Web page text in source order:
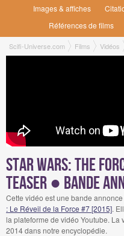
Images & affiches
Références de films
Scifi-Universe.com Films Vidéos
Star Wars: The Force Awakens
Star Wars: The
Teaser ● Bande
Cette vidéo est une bande
: Le Réveil de la Force #7 [2015].
la plateforme de vidéo Youtube.
2014 dans notre encyclopédie.